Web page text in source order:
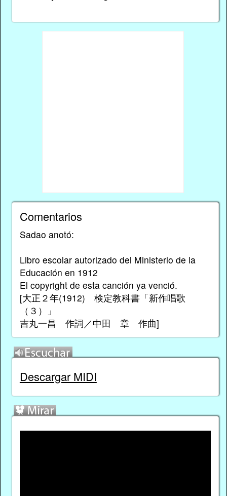
Comentarios
Sadao anotó:
Libro escolar autorizado del Ministerio de la
Educación en 1912
El copyright de esta canción ya venció.
[大正２年(1912) 検定教科書「新作唱歌
（３）」
吉丸一昌 作詞／中田 章 作曲]
Descargar MIDI